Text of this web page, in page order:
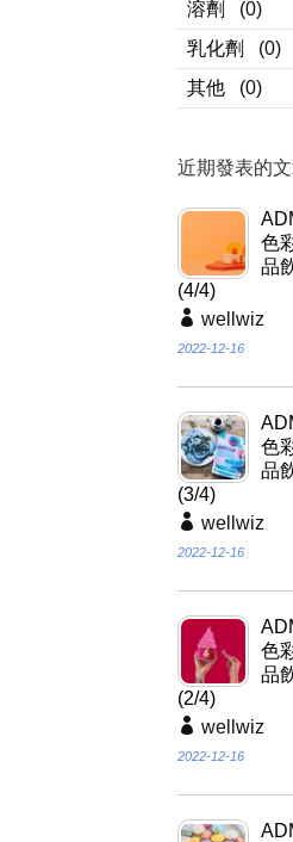
溶劑
(0)
乳化劑
(0)
其他
(0)
近期發表的
色
品
(4/4)
wellwiz
2022-12-16
色
品
(3/4)
wellwiz
2022-12-16
色
品
(2/4)
wellwiz
2022-12-16